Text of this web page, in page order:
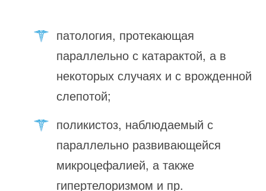
патология, протекающая
параллельно с катарактой, а в
некоторых случаях и с врожденной
слепотой;
поликистоз, наблюдаемый с
параллельно развивающейся
микроцефалией, а также
гипертелоризмом и пр.